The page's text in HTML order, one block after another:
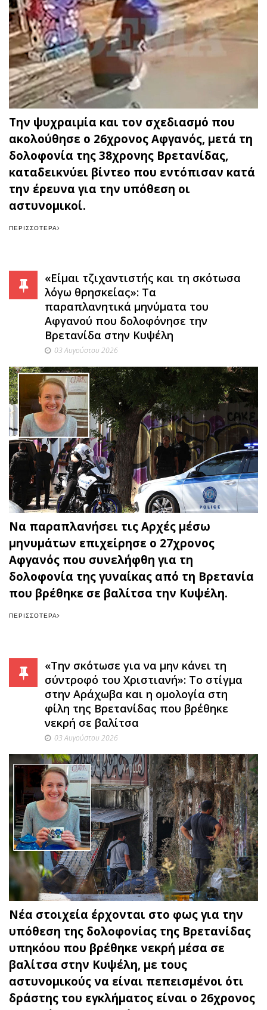
Την ψυχραιμία και τον σχεδιασμό που
ακολούθησε ο 26χρονος Αφγανός, μετά τη
δολοφονία της 38χρονης Βρετανίδας,
καταδεικνύει βίντεο που εντόπισαν κατά
την έρευνα για την υπόθεση οι
αστυνομικοί.
ΠΕΡΙΣΣΌΤΕΡΑ
«Είμαι τζιχαντιστής και τη σκότωσα
λόγω θρησκείας»: Τα
παραπλανητικά μηνύματα του
Αφγανού που δολοφόνησε την
Βρετανίδα στην Κυψέλη
03 Αυγούστου 2026
Να παραπλανήσει τις Αρχές μέσω
μηνυμάτων επιχείρησε ο 27χρονος
Αφγανός που συνελήφθη για τη
δολοφονία της γυναίκας από τη Βρετανία
που βρέθηκε σε βαλίτσα την Κυψέλη.
ΠΕΡΙΣΣΌΤΕΡΑ
«Την σκότωσε για να μην κάνει τη
σύντροφό του Χριστιανή»: Το στίγμα
στην Αράχωβα και η ομολογία στη
φίλη της Βρετανίδας που βρέθηκε
νεκρή σε βαλίτσα
03 Αυγούστου 2026
Νέα στοιχεία έρχονται στο φως για την
υπόθεση της δολοφονίας της Βρετανίδας
υπηκόου που βρέθηκε νεκρή μέσα σε
βαλίτσα στην Κυψέλη, με τους
αστυνομικούς να είναι πεπεισμένοι ότι
δράστης του εγκλήματος είναι ο 26χρονος